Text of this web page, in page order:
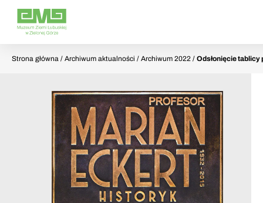
Strona główna / Archiwum aktualności / Archiwum 2022 / Odsłonięcie